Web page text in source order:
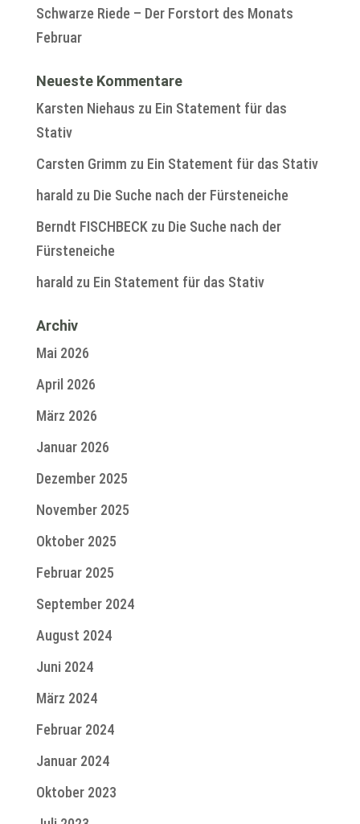
Schwarze Riede – Der Forstort des Monats
Februar
Neueste Kommentare
Karsten Niehaus zu Ein Statement für das
Stativ
Carsten Grimm zu Ein Statement für das Stativ
harald zu Die Suche nach der Fürsteneiche
Berndt FISCHBECKzu Die Suche nach der
Fürsteneiche
harald zu Ein Statement für das Stativ
Archiv
Mai 2026
April 2026
März 2026
Januar 2026
Dezember 2025
November 2025
Oktober 2025
Februar 2025
September 2024
August 2024
Juni 2024
März 2024
Februar 2024
Januar 2024
Oktober 2023